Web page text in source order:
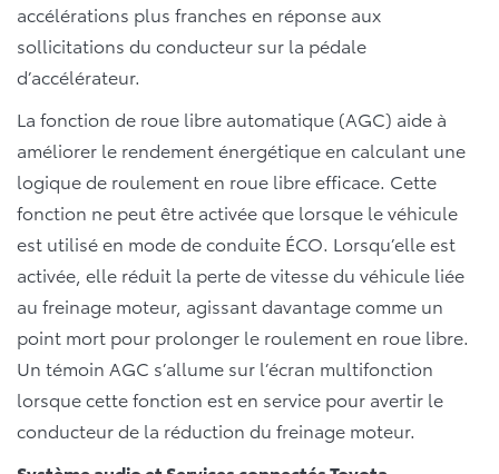
accélérations plus franches en réponse aux
sollicitations du conducteur sur la pédale
d’accélérateur.
La fonction de roue libre automatique (AGC) aide à
améliorer le rendement énergétique en calculant une
logique de roulement en roue libre efficace. Cette
fonction ne peut être activée que lorsque le véhicule
est utilisé en mode de conduite ÉCO. Lorsqu’elle est
activée, elle réduit la perte de vitesse du véhicule liée
au freinage moteur, agissant davantage comme un
point mort pour prolonger le roulement en roue libre.
Un témoin AGC s’allume sur l’écran multifonction
lorsque cette fonction est en service pour avertir le
conducteur de la réduction du freinage moteur.